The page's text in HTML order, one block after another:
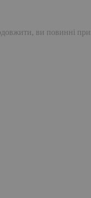
ви повинні